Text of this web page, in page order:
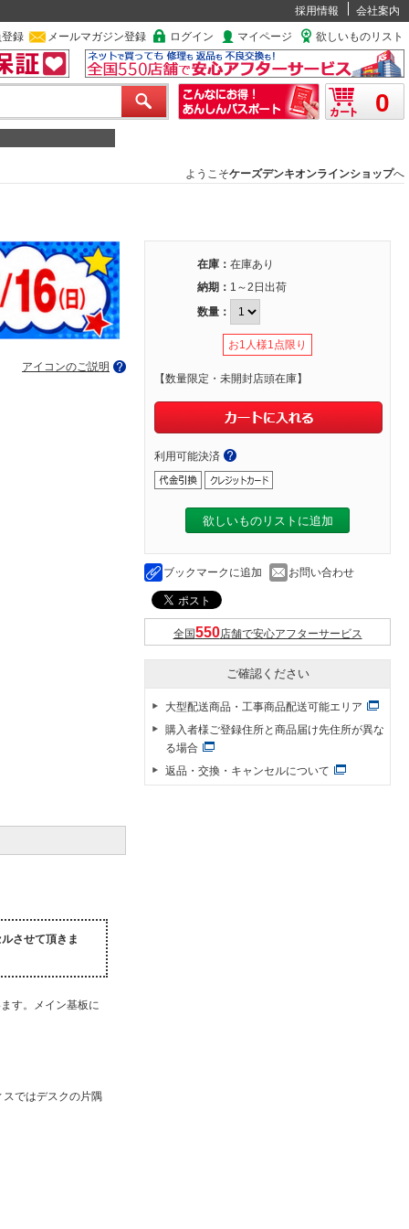
採用情報
会社案内
録
メールマガジン登録 ログイン マイページ 欲しいものリスト
0
ようこそケーズデンキオンラインショップへ
アイコンのご説明
させて頂きま
す。メイン基板に
ではデスクの片隅
在庫： 在庫あり
納期： 1～2日出荷
数量：
お1人様1点限り
【数量限定・未開封店頭在庫】
利用可能決済
欲しいものリストに追加
ブックマークに追加 お問い合わせ
全国 店舗で安心アフターサービス
ご確認ください
大型配送商品・工事商品配送可能エリア
購入者様ご登録住所と商品届け先住所が異な
る場合
返品・交換・キャンセルについて